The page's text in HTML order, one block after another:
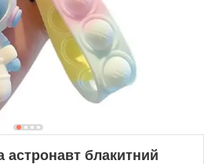
астронавт блакитний